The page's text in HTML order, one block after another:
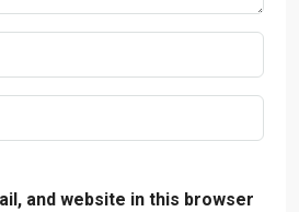
and website in this browser